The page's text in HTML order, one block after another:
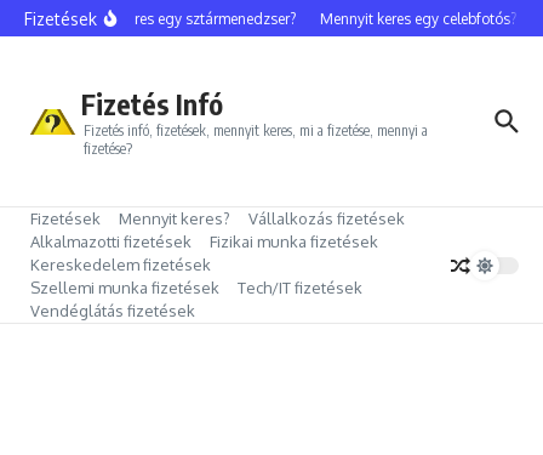
Ugrás a tartalomhoz
Fizetések
Mennyit keres egy sztármenedzser? Mennyit keres egy celebfotós?
Fizetés Infó
Fizetés infó, fizetések, mennyit keres, mi a fizetése, mennyi a
fizetése?
Fizetések Mennyit keres?
Vállalkozás fizetések
Alkalmazotti fizetések
Fizikai munka fizetések
Kereskedelem fizetések
Szellemi munka fizetések
Tech/IT fizetések
Vendéglátás fizetések